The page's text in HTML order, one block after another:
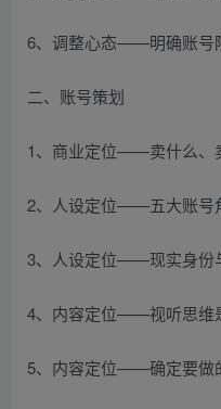
6、调整心态——明确账号
二、账号策划
1、商业定位——卖什么、
2、人设定位——五大账号
3、人设定位——现实身份
4、内容定位——视听思维
5、内容定位——确定要做